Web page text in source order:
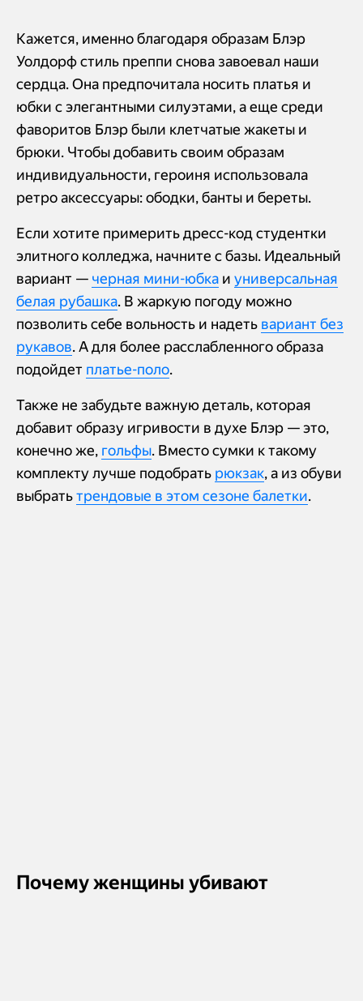
Кажется, именно благодаря образам Блэр
Уолдорф стиль преппи снова завоевал наши
сердца. Она предпочитала носить платья и
юбки с элегантными силуэтами, а еще среди
фаворитов Блэр были клетчатые жакеты и
брюки. Чтобы добавить своим образам
индивидуальности, героиня использовала
ретро аксессуары: ободки, банты и береты.
Если хотите примерить дресс-код студентки
элитного колледжа, начните с базы. Идеальный
вариант — черная мини-юбка и универсальная
белая рубашка. В жаркую погоду можно
позволить себе вольность и надеть вариант без
рукавов. А для более расслабленного образа
подойдет платье-поло.
Также не забудьте важную деталь, которая
добавит образу игривости в духе Блэр — это,
конечно же, гольфы. Вместо сумки к такому
комплекту лучше подобрать рюкзак, а из обуви
выбратьтрендовые в этом сезоне балетки.
Почему женщины убивают